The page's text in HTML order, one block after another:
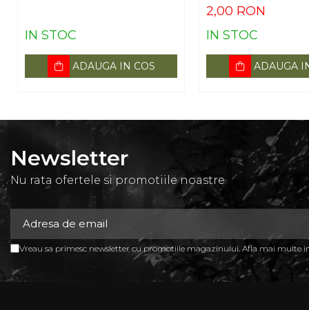
IN STOC
ADAUGA IN COS
2,00 RON
IN STOC
ADAUGA
Newsletter
Nu rata ofertele si promotiile noastre
Vreau sa primesc newsletter cu promotiile magazinului. Afla mai multe